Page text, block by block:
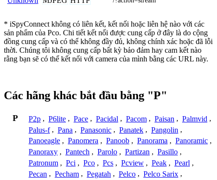
* iSpyConnect không có liên kết, kết nối hoặc liên hệ nào với các
sản phẩm của Pco. Chi tiết kết nối được cung cấp ở đây là do cộng
đồng cung cấp và có thể không đầy đủ, không chính xác hoặc đã lỗi
thời. Chúng tôi không cung cấp bất kỳ bảo đảm hay cam kết nào
rằng bạn sẽ có thể kết nối với camera của mình bằng các URL này.
Các hãng khác bắt đầu bằng "P"
P P2p , P6lite , Pace , Pacidal , Pacom , Paisan , Palmvid ,
Palus-f , Pana , Panasonic , Panatek , Pangolin ,
Panoeagle , Panomera , Panoob , Panorama , Panoramic ,
Panoraxy , Pantech , Parolo , Partizan , Pasillo ,
Patronum , Pci , Pco , Pcs , Pcview , Peak , Pearl ,
Pecan , Pecham , Pegatah , Pelco , Pelco Sarix ,